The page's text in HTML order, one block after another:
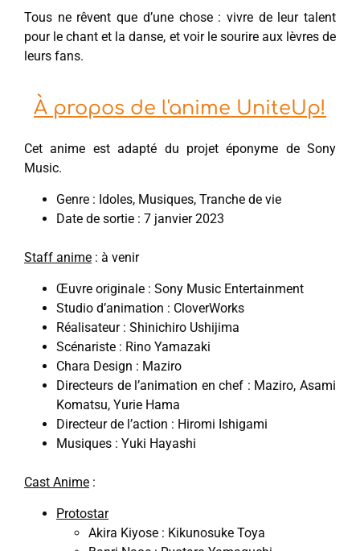
Tous ne rêvent que d’une chose : vivre de leur talent
pour le chant et la danse, et voir le sourire aux lèvres de
leurs fans.
À propos de l'anime UniteUp!
Cet anime est adapté du projet éponyme de Sony
Music.
Genre : Idoles, Musiques, Tranche de vie
Date de sortie : 7 janvier 2023
Staff anime : à venir
Œuvre originale : Sony Music Entertainment
Studio d’animation : CloverWorks
Réalisateur : Shinichiro Ushijima
Scénariste : Rino Yamazaki
Chara Design : Maziro
Directeurs de l’animation en chef : Maziro, Asami
Komatsu, Yurie Hama
Directeur de l’action : Hiromi Ishigami
Musiques : Yuki Hayashi
Cast Anime :
Protostar
Akira Kiyose : Kikunosuke Toya